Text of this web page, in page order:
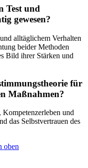
Test und
gewesen?
alltäglichem Verhalten
beider Methoden
Bild ihrer Stärken und
für
Maßnahmen?
und
das Selbstvertrauen des
oben